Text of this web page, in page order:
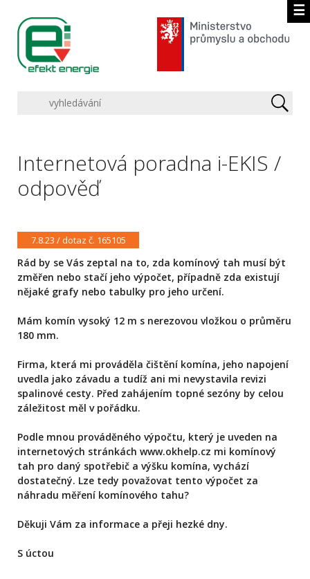
☰
Internetová poradna i-EKIS /
odpověď
7.8.23 / dotaz č. 165105
Rád by se Vás zeptal na to, zda komínový tah musí být
změřen nebo stačí jeho výpočet, případně zda existují
nějaké grafy nebo tabulky pro jeho určení.
Mám komín vysoký 12 m s nerezovou vložkou o průměru
180 mm.
Firma, která mi prováděla čištění komína, jeho napojení
uvedla jako závadu a tudíž ani mi nevystavila revizi
spalinové cesty. Před zahájením topné sezóny by celou
záležitost měl v pořádku.
Podle mnou prováděného výpočtu, který je uveden na
internetových stránkách www.okhelp.cz mi komínový
tah pro daný spotřebič a výšku komína, vychází
dostatečný. Lze tedy považovat tento výpočet za
náhradu měření komínového tahu?
Děkuji Vám za informace a přeji hezké dny.
S úctou